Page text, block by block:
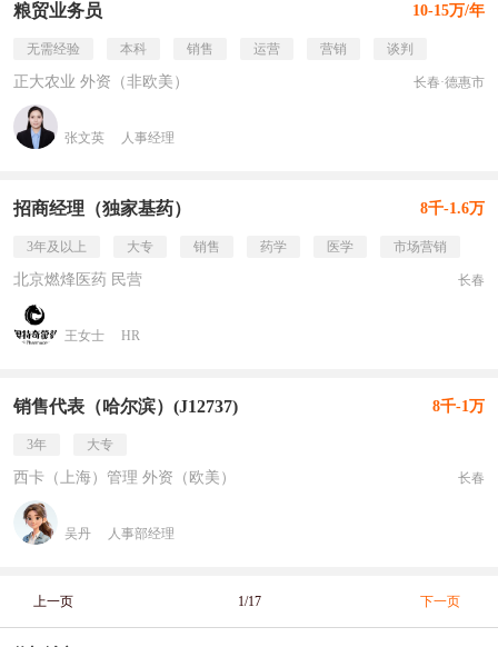
粮贸业务员 10-15万/年
无需经验 本科 销售 运营 营销 谈判
正大农业 外资（非欧美） 长春·德惠市
张文英 人事经理
招商经理（独家基药） 8千-1.6万
3年及以上 大专 销售 药学 医学 市场营销
北京燃烽医药 民营 长春
王女士 HR
销售代表（哈尔滨）(J12737) 8千-1万
3年 大专
西卡（上海）管理 外资（欧美） 长春
吴丹 人事部经理
上一页 1/17 下一页